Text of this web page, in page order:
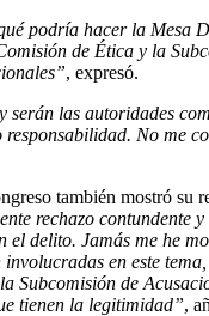
podría hacer la Mesa
de Ética y la
, expresó.
serán las autoridades
No me
también mostró su
rechazo contundente
el delito. Jamás me he
involucradas en este
Subcomisión de
tienen la legitimidad”,